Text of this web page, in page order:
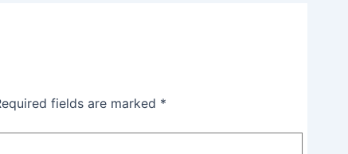
fields are marked *